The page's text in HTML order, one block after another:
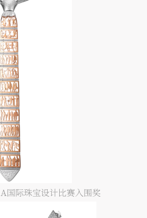
国际珠宝设计比赛入围奖